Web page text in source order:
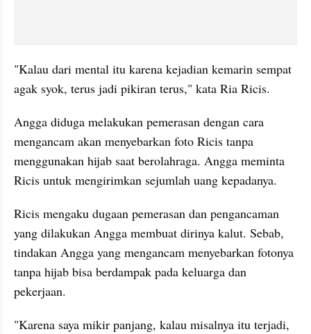
"Kalau dari mental itu karena kejadian kemarin sempat
agak syok, terus jadi pikiran terus," kata Ria Ricis.
Angga diduga melakukan pemerasan dengan cara
mengancam akan menyebarkan foto Ricis tanpa
menggunakan hijab saat berolahraga. Angga meminta
Ricis untuk mengirimkan sejumlah uang kepadanya.
Ricis mengaku dugaan pemerasan dan pengancaman
yang dilakukan Angga membuat dirinya kalut. Sebab,
tindakan Angga yang mengancam menyebarkan fotonya
tanpa hijab bisa berdampak pada keluarga dan
pekerjaan.
"Karena saya mikir panjang, kalau misalnya itu terjadi,